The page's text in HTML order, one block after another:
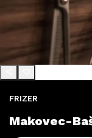
FRIZER
Makovec-